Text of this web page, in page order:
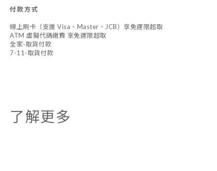
付款方式
線上刷卡（支援 Visa、Master、JCB）享免運限超取
ATM 虛擬代碼繳費 享免運限超取
全家-取貨付款
7-11-取貨付款
了解更多